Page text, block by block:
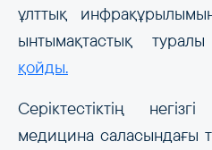
ұлттық
ынтымақтастық
қойды.
Серіктестіктің
медицина саласындағы